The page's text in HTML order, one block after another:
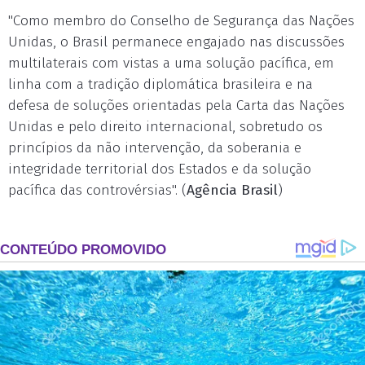
"Como membro do Conselho de Segurança das Nações
Unidas, o Brasil permanece engajado nas discussões
multilaterais com vistas a uma solução pacífica, em
linha com a tradição diplomática brasileira e na
defesa de soluções orientadas pela Carta das Nações
Unidas e pelo direito internacional, sobretudo os
princípios da não intervenção, da soberania e
integridade territorial dos Estados e da solução
pacífica das controvérsias". (Agência Brasil)